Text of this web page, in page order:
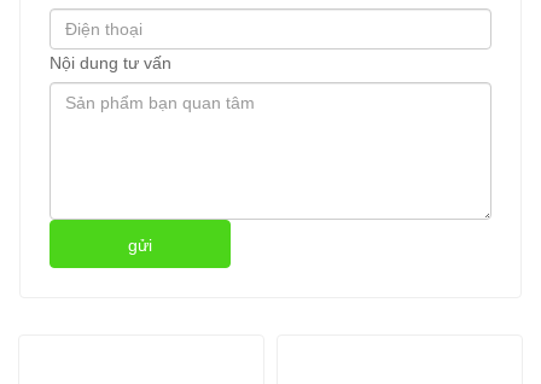
Nội dung tư vấn
gửi